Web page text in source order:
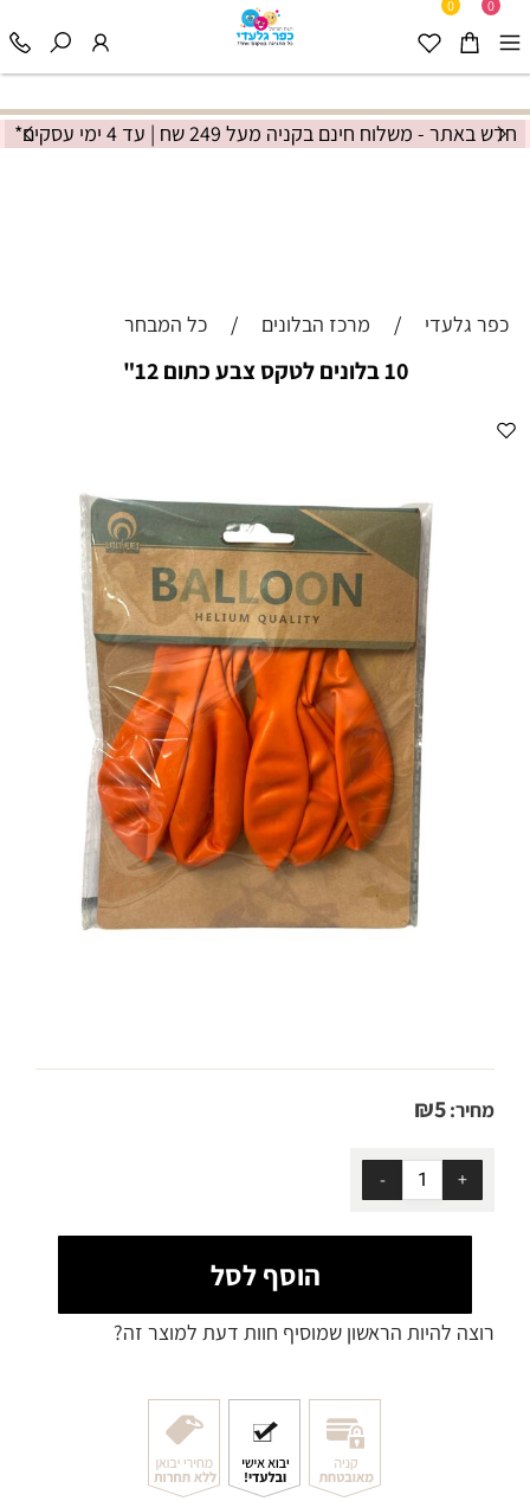
חדש באתר - משלוח חינם בקניה מעל 249 שח | עד 4 ימי עסקים*
0
0
כפר גלעדי / מרכז הבלונים / כל המבחר
10 בלונים לטקס צבע כתום 12"
מחיר: ₪5
הוסף לסל
רוצה להיות הראשון שמוסיף חוות דעת למוצר זה?